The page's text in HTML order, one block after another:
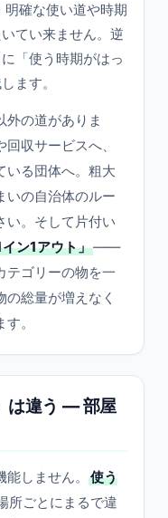
明確な使い道や時期
てい来ません。逆
「使う時期がはっ
ます。
外の道がありま
収サービスへ、
いる団体へ。粗大
いの自治体のルー
い。そして片付い
ン1アウト」——
テゴリーの物を一
総量が増えなく
。
は違う — 部屋
しません。
使う
所ごとにまるで違